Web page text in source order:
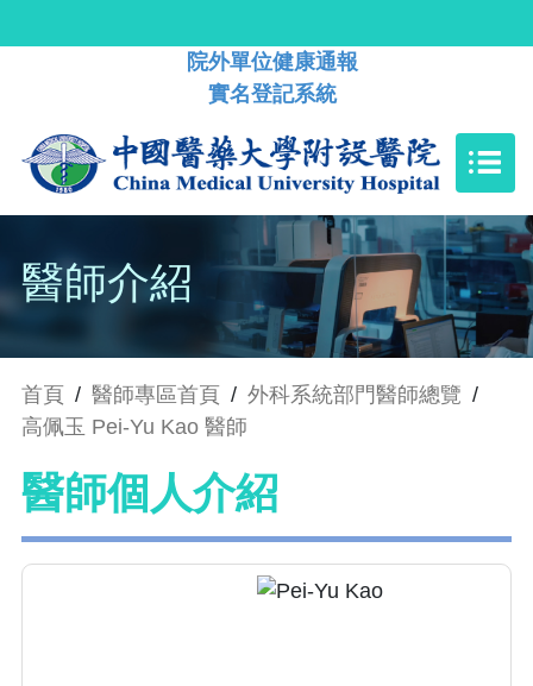
院外單位健康通報
實名登記系統
醫師介紹
首頁 / 醫師專區首頁 / 外科系統部門醫師總覽 /
高佩玉 Pei-Yu Kao 醫師
醫師個人介紹